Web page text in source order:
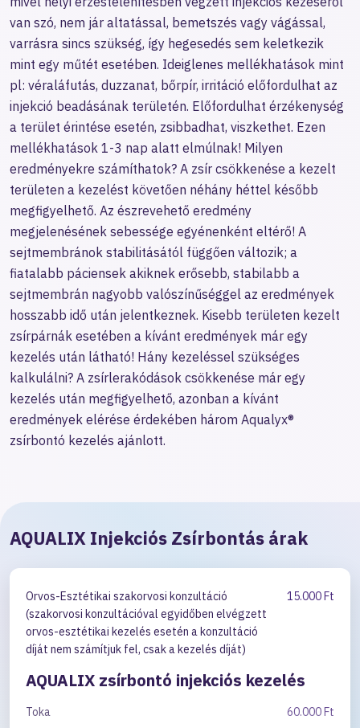
van szó, nem jár altatással, bemetszés vagy vágással,
varrásra sincs szükség, így hegesedés sem keletkezik
mint egy műtét esetében. Ideiglenes mellékhatások mint
pl: véraláfutás, duzzanat, bőrpír, irritáció előfordulhat az
injekció beadásának területén. Előfordulhat érzékenység
a terület érintése esetén, zsibbadhat, viszkethet. Ezen
mellékhatások 1-3 nap alatt elmúlnak! Milyen
eredményekre számíthatok? A zsír csökkenése a kezelt
területen a kezelést követően néhány héttel később
megfigyelhető. Az észrevehető eredmény
megjelenésének sebessége egyénenként eltérő! A
sejtmembránok stabilitásától függően változik; a
fiatalabb páciensek akiknek erősebb, stabilabb a
sejtmembrán nagyobb valószínűséggel az eredmények
hosszabb idő után jelentkeznek. Kisebb területen kezelt
zsírpárnák esetében a kívánt eredmények már egy
kezelés után látható! Hány kezeléssel szükséges
kalkulálni? A zsírlerakódások csökkenése már egy
kezelés után megfigyelhető, azonban a kívánt
eredmények elérése érdekében három Aqualyx®
zsírbontó kezelés ajánlott.
AQUALIX Injekciós Zsírbontás árak
Orvos-Esztétikai szakorvosi konzultáció
(szakorvosi konzultációval egyidőben elvégzett
orvos-esztétikai kezelés esetén a konzultáció
díját nem számítjuk fel, csak a kezelés díját)
15.000 Ft
AQUALIX zsírbontó injekciós kezelés
Toka
60.000 Ft